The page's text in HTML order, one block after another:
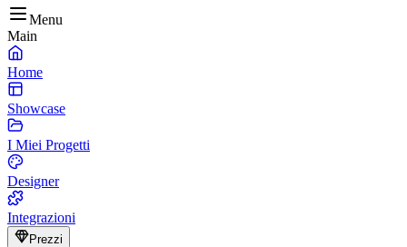
Menu
Main
Home
Showcase
I Miei Progetti
Designer
Integrazioni
Prezzi